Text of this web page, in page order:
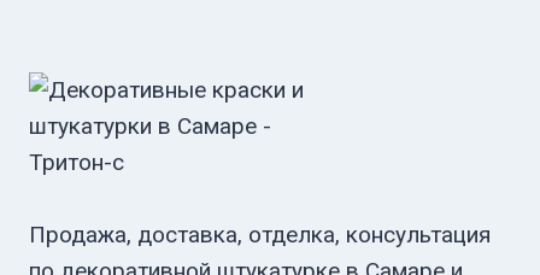
Продажа, доставка, отделка, консультация